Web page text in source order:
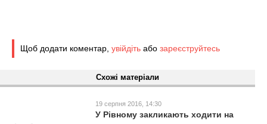
Щоб додати коментар, увійдіть або зареєструйтесь
Схожі матеріали
19 серпня 2016, 14:30
У Рівному закликають ходити на